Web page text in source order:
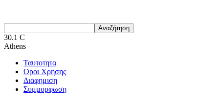
30.1 C
Athens
Ταυτοτητα
Οροι Χρησης
Διαφημιση
Συμμορφωση